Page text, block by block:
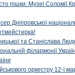
пішки: Музеї Соломії
Дніпровської
та Станіслава
філармонії
оркестру 12-ї